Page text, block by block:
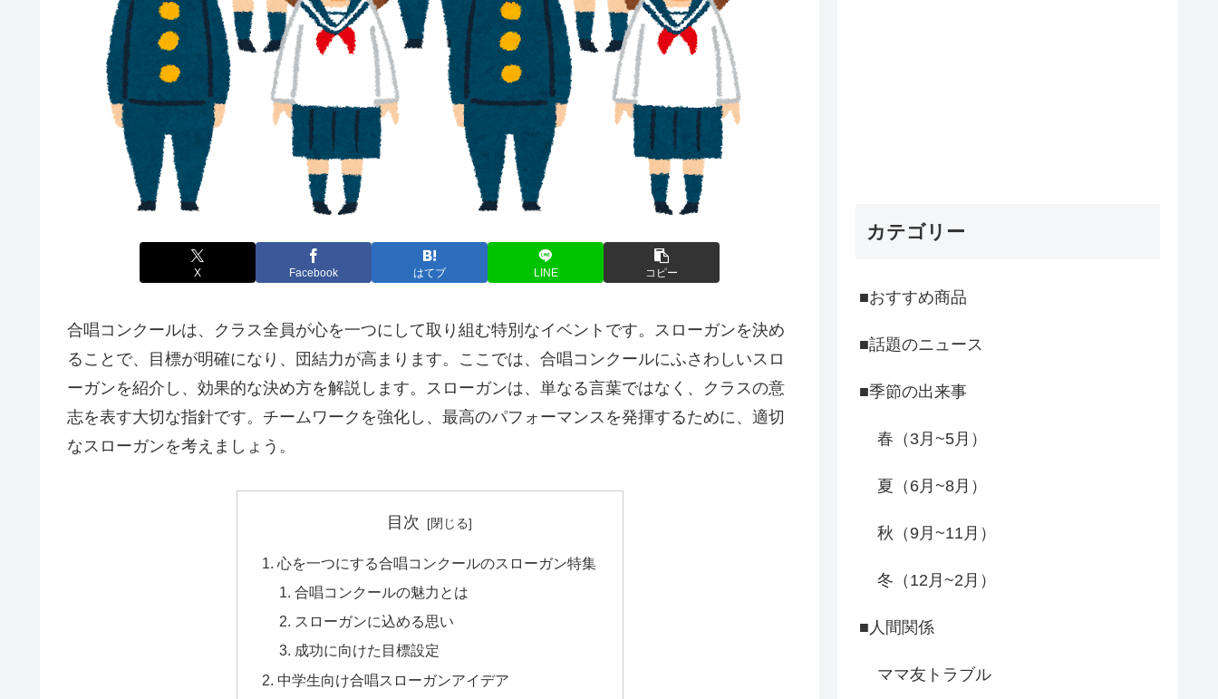
X Facebook はてブ LINE コピー
合唱コンクールは、クラス全員が心を一つにして取り組む特別なイベントです。スローガンを決め
ることで、目標が明確になり、団結力が高まります。ここでは、合唱コンクールにふさわしいスロ
ーガンを紹介し、効果的な決め方を解説します。スローガンは、単なる言葉ではなく、クラスの意
志を表す大切な指針です。チームワークを強化し、最高のパフォーマンスを発揮するために、適切
なスローガンを考えましょう。
目次
心を一つにする合唱コンクールのスローガン特集
合唱コンクールの魅力とは
スローガンに込める思い
成功に向けた目標設定
中学生向け合唱スローガンアイデア
カテゴリー
■おすすめ商品
■話題のニュース
■季節の出来事
春（3月~5月）
夏（6月~8月）
秋（9月~11月）
冬（12月~2月）
■人間関係
ママ友トラブル